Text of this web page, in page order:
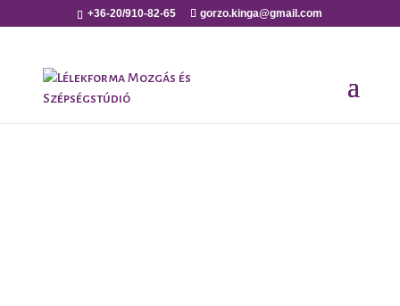
+36-20/910-82-65 gorzo.kinga@gmail.com